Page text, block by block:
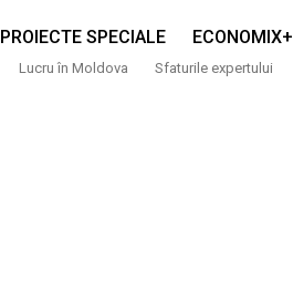
PROIECTE SPECIALE ECONOMIX+
Lucru în Moldova Sfaturile expertului